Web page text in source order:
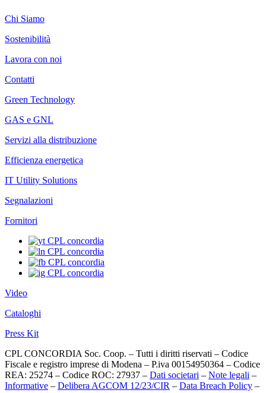
Chi Siamo
Sostenibilità
Lavora con noi
Contatti
Green Technology
GAS e GNL
Servizi alla distribuzione
Efficienza energetica
IT Utility Solutions
Segnalazioni
Fornitori
Video
Cataloghi
Press Kit
CPL CONCORDIA Soc. Coop. – Tutti i diritti riservati – Codice
Fiscale e registro imprese di Modena – P.iva 00154950364 – Codice
REA: 25274 – Codice ROC: 27937 – Dati societari – Note legali –
Informative – Delibera AGCOM 12/23/CIR – Data Breach Policy –